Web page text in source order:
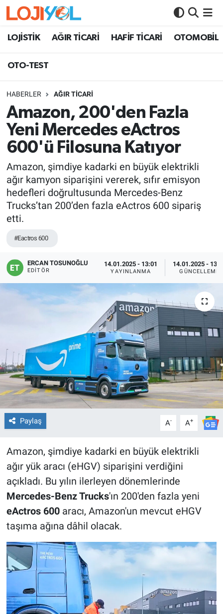
LOJİSTİK AĞIR TİCARİ HAFİF TİCARİ OTOMOBİL
OTO-TEST
HABERLER AĞIR TİCARİ
Amazon, 200'den Fazla
Yeni Mercedes eActros
600'ü Filosuna Katıyor
Amazon, şimdiye kadarki en büyük elektrikli
ağır kamyon siparişini vererek, sıfır emisyon
hedefleri doğrultusunda Mercedes-Benz
Trucks’tan 200’den fazla eActros 600 sipariş
etti.
#Eactros 600
ERCAN TOSUNOĞLU
EDITÖR
14.01.2025 - 13:01
YAYINLANMA
14.01.2025 -
GÜNCELLEME
Paylaş A- A+
Amazon, şimdiye kadarki en büyük elektrikli
ağır yük aracı (eHGV) siparişini verdiğini
açıkladı. Bu yılın ilerleyen dönemlerinde
Mercedes-Benz Trucks'ın 200'den fazla yeni
eActros 600 aracı, Amazon'un mevcut eHGV
taşıma ağına dâhil olacak.
OTO-TEST